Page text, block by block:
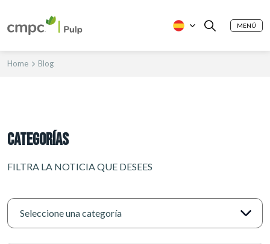
MENÚ
Home Blog
CATEGORÍAS
FILTRA LA NOTICIA QUE DESEES